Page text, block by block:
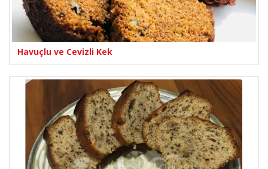
Havuçlu ve Cevizli Kek